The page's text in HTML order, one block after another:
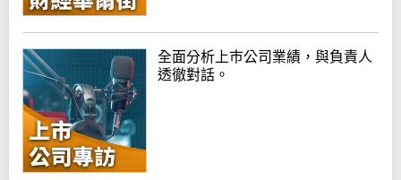
全面分析上巿公司業績，與負責人
透徹對話。